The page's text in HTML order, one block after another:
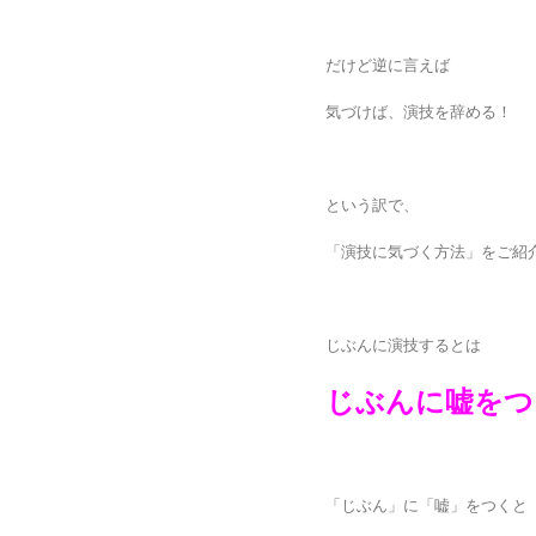
だけど逆に言えば
気づけば、演技を辞める！
という訳で、
「演技に気づく方法」をご紹
じぶんに演技するとは
じぶんに嘘をつ
「じぶん」に「嘘」をつくと